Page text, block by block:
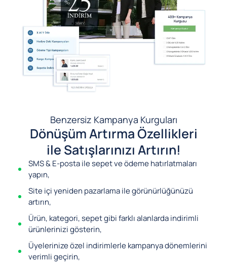
Benzersiz Kampanya Kurguları
Dönüşüm Artırma Özellikleri
ile Satışlarınızı Artırın!
SMS & E-posta ile sepet ve ödeme hatırlatmaları
yapın,
Site içi yeniden pazarlama ile görünürlüğünüzü
artırın,
Ürün, kategori, sepet gibi farklı alanlarda indirimli
ürünlerinizi gösterin,
Üyelerinize özel indirimlerle kampanya dönemlerini
verimli geçirin,